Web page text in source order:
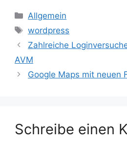
Kategorien
Allgemein
Schlagwörter
wordpress
Zahlreiche
AVM
Google Maps mit neuen
Schreibe einen